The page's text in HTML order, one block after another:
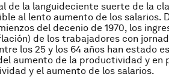
de la languideciente suerte de la
al lento aumento de los salarios.
del decenio de 1970, los
de los trabajadores con
los 25 y los 64 años han estado
aumento de la productividad y en
y el aumento de los salarios.